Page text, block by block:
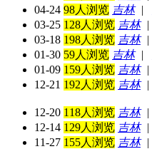
04-24 98人浏览 吉林|
03-25 128人浏览 吉林|
03-18 198人浏览 吉林|
01-30 59人浏览 吉林|
01-09 159人浏览 吉林|
12-21 192人浏览 吉林|
12-20 118人浏览 吉林|
12-14 129人浏览 吉林|
11-27 155人浏览 吉林|